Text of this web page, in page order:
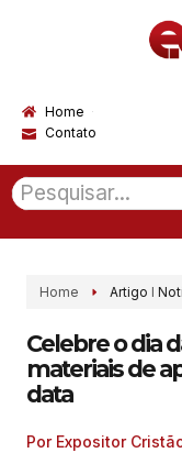
Home
Contato
Home Artigo I
Celebre o dia
materiais de
data
Por Expositor